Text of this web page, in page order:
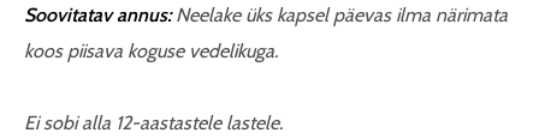
Soovitatav annus:Neelake üks kapsel päevas ilma närimata
koos piisava koguse vedelikuga.
Ei sobi alla 12-aastastele lastele.